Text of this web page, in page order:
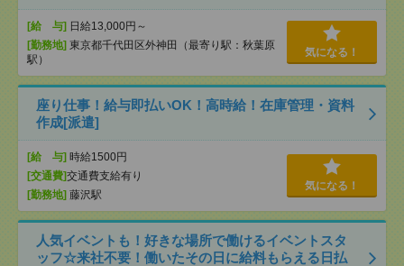
[給 与] 日給13,000円～
[勤務地] 東京都千代田区外神田（最寄り駅：秋葉原
駅）
気になる！
座り仕事！給与即払いOK！高時給！在庫管理・資料
作成[派遣]
[給 与] 時給1500円
[交通費]交通費支給有り
[勤務地] 藤沢駅
気になる！
人気イベントも！好きな場所で働けるイベントスタ
ッフ☆来社不要！働いたその日に給料もらえる日払